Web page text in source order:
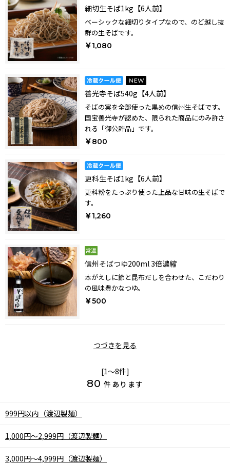
細切生そば1kg【6人前】
ベーシックな細切りタイプなので、のど越し抜
群の生そばです。
￥1,080
善光寺そば540g【4人前】
そばの実を全部使った黒めの信州生そばです。
国宝善光寺が認めた、限られた商品にのみ許さ
れる「御公許品」です。
￥800
更科生そば1kg【6人前】
更科粉をたっぷり使った上品な甘味の生そばで
す。
￥1,260
信州そばつゆ200ml 3倍濃縮
本がえしに節と昆布だしを合わせた、こだわり
の風味豊かなつゆ。
￥500
つづきを見る
[1～8件]
80 件あります
999円以内（渡辺製麺）
1,000円～2,999円（渡辺製麺）
3,000円～4,999円（渡辺製麺）